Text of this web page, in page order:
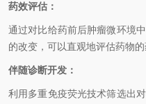
药效评估：
通过对比给药前后肿瘤微环境
的改变，可以直观地评估药物的
伴随诊断开发：
利用多重免疫荧光技术筛选出